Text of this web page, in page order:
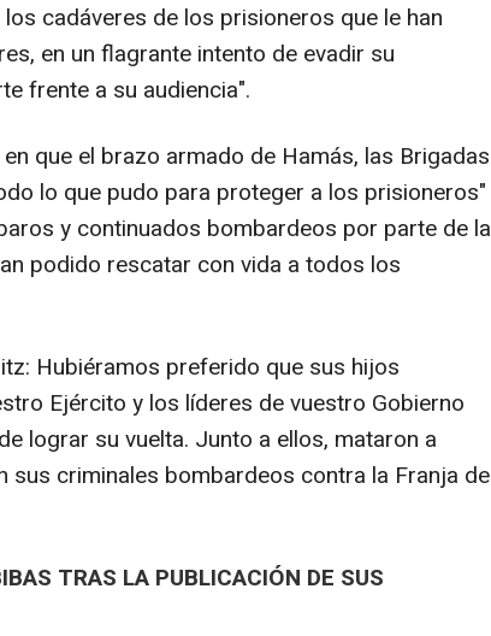
cadáveres de los prisioneros que le han
en un flagrante intento de evadir su
frente a su audiencia".
que el brazo armado de Hamás, las Brigadas
lo que pudo para proteger a los prisioneros"
y continuados bombardeos por parte de la
podido rescatar con vida a todos los
Hubiéramos preferido que sus hijos
Ejército y los líderes de vuestro Gobierno
lograr su vuelta. Junto a ellos, mataron a
sus criminales bombardeos contra la Franja de
TRAS LA PUBLICACIÓN DE SUS